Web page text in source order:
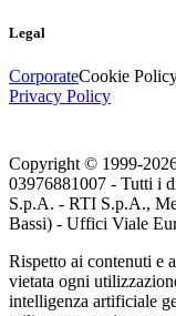
Legal
CorporateCookie
Privacy Policy
Copyright © 1999-
03976881007 - Tutti i
S.p.A. - RTI S.p.A.,
Bassi) - Uffici Viale
Rispetto ai contenuti e
vietata ogni
intelligenza artificiale